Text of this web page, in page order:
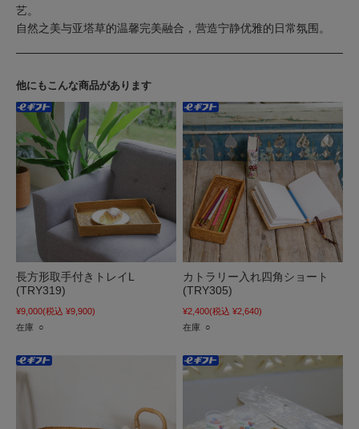
艺。
自然之美与亚塔草的温馨完美融合，营造宁静优雅的日常氛围。
他にもこんな商品があります
長方形取手付きトレイL
(TRY319)
¥9,000(税込 ¥9,900)
在庫 ○
カトラリー入れ四角ショート
(TRY305)
¥2,400(税込 ¥2,640)
在庫 ○